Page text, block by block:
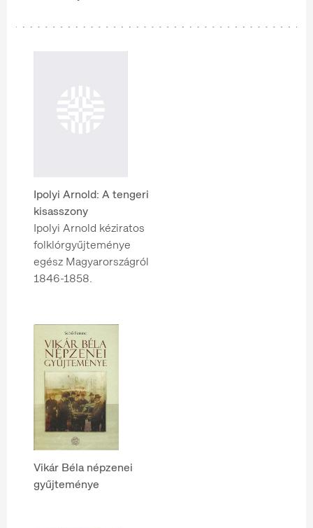
Ipolyi Arnold: A tengeri
kisasszony
Ipolyi Arnold kéziratos
folklórgyűjteménye
egész Magyarországról
1846-1858.
Vikár Béla népzenei
gyűjteménye